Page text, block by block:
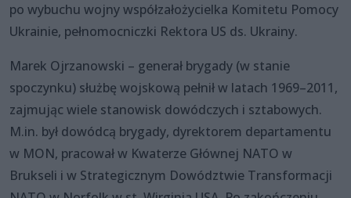
po wybuchu wojny współzałożycielka Komitetu Pomocy
Ukrainie, pełnomocniczki Rektora US ds. Ukrainy.
Marek Ojrzanowski – generał brygady (w stanie
spoczynku) służbę wojskową pełnił w latach 1969–2011,
zajmując wiele stanowisk dowódczych i sztabowych.
M.in. był dowódcą brygady, dyrektorem departamentu
w MON, pracował w Kwaterze Głównej NATO w
Brukseli i w Strategicznym Dowództwie Transformacji